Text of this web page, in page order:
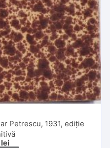
Petrescu, 1931, ediție
lei